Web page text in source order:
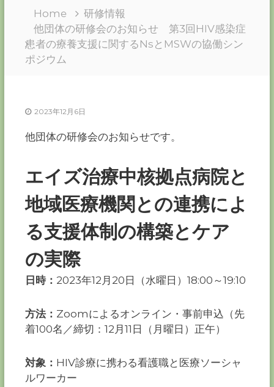
ワ
ー
カ
ー
協
な
つ
千
葉
力
－
Home
研修情報
他団体の研修会のお知らせ 第3回HIV感染症
患者の療養支援に関するNsとMSWの協働シン
ポジウム
2023年12月6日
他団体の研修会のお知らせです。
エイズ治療中核拠点病院と
地域医療機関との連携によ
る支援体制の構築とケア
の実際
日時： 2023年12月20日（水曜日）18:00～19:10
方法： Zoomによるオンライン・事前申込 （先
着100名／締切：12月11日（月曜日）正午）
対象： HIV診療に携わる看護職と医療ソーシャ
ルワーカー